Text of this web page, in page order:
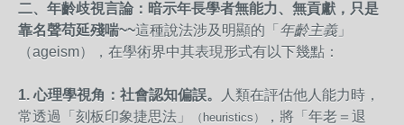
二、年齡歧視言論：暗示年長學者無能力、無貢獻，只是
靠名聲苟延殘喘~~這種說法涉及明顯的「 年齡主義」
（ageism），在學術界中其表現形式有以下幾點：
1. 心理學視角：社會認知偏誤。
人類在評估他人能力時，
常透過「刻板印象捷思法」
（heuristics）
，將「年老＝退